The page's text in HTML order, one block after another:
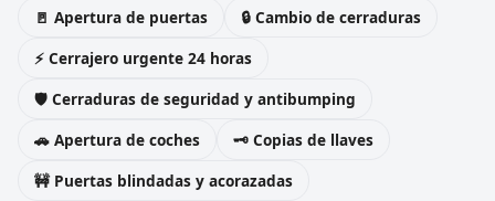
🚪 Apertura de puertas
🔒 Cambio de cerraduras
⚡ Cerrajero urgente 24 horas
🛡️ Cerraduras de seguridad y antibumping
🚗 Apertura de coches
🗝️ Copias de llaves
🚧 Puertas blindadas y acorazadas